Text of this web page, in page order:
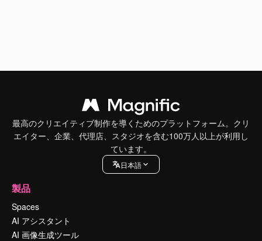
最高のクリエイティブ制作を導くためのプラットフォーム。クリ
エイター、企業、代理店、スタジオを含む100万人以上が利用し
ています。
日本語
製品
Spaces
AI アシスタント
AI 画像生成ツール